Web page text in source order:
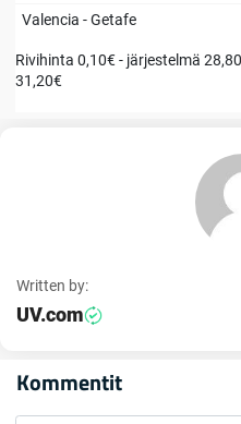
Valencia - Getafe
Rivihinta 0,10€ - järjestelmä
31,20€
Written by:
UV.com
Kommentit